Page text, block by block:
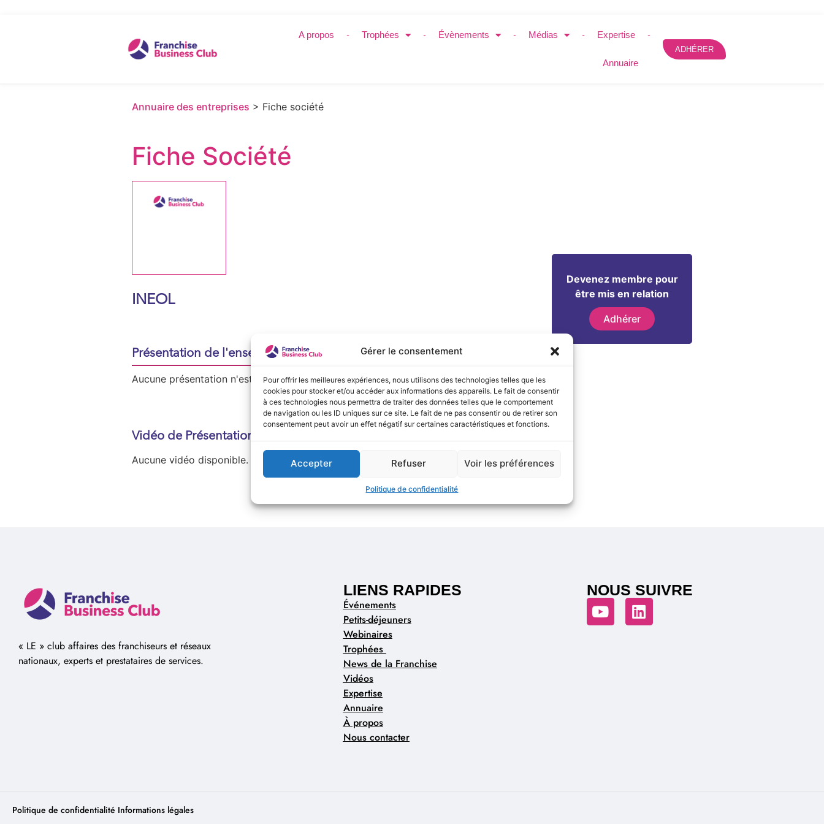
Gérer le consentement
Pour offrir les meilleures expériences, nous utilisons des technologies telles que les
cookies pour stocker et/ou accéder aux informations des appareils. Le fait de consentir
à ces technologies nous permettra de traiter des données telles que le comportement
de navigation ou les ID uniques sur ce site. Le fait de ne pas consentir ou de retirer son
consentement peut avoir un effet négatif sur certaines caractéristiques et fonctions.
Accepter Refuser Voir les préférences
Politique de confidentialité
A propos Trophées Évènements Médias Expertise
Annuaire
ADHÉRER
Annuaire des entreprises > Fiche société
Devenez membre pour
être mis en relation
Adhérer
Fiche Société
INEOL
Présentation de l'enseigne :
Aucune présentation n'est disponible actuellement !
Vidéo de Présentation
Aucune vidéo disponible.
« LE » club affaires des franchiseurs et réseaux
nationaux, experts et prestataires de services.
LIENS RAPIDES
Événements
Petits-déjeuners
Webinaires
Trophées
News de la Franchise
Vidéos
Expertise
Annuaire
À propos
Nous contacter
NOUS SUIVRE
Politique de confidentialité Informations légales